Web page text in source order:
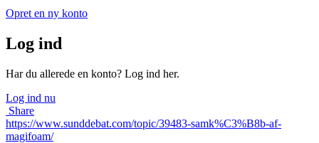
Opret en ny konto
Log ind
Har du allerede en konto? Log ind her.
Log ind nu
Share
https://www.sunddebat.com/topic/39483-samk%C3%B8b-af-
magifoam/